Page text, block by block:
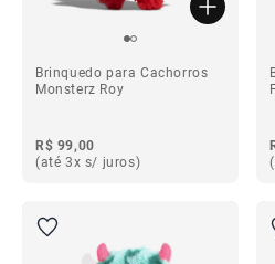
Brinquedo para Cachorros
Monsterz Roy
R$ 99,00
(até 3x s/ juros)